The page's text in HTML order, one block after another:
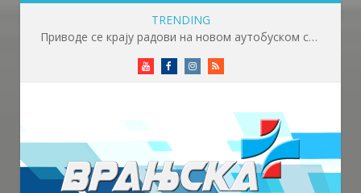
TRENDING
Приводе се крају радови на новом аутобуском стајалишту у Врању
YoutubeFacebookInstagram
RSS